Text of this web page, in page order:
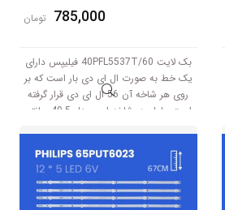
785,000 تومان
بک لایت 40PFL5537T/60 فیلیپس دارای
یک خط به صورت ال ای دی بار است که بر
روی هر شاخه آن 56 ال ای دی قرار گرفته
است. طول هر شاخه این مدل 49.5 سانتی